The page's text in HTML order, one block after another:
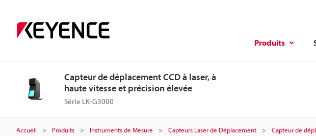
Produits
Capteur de déplacement CCD à laser, à
haute vitesse et précision élevée
Série LK-G3000
Accueil Produits Instruments de Mesure Capteurs Laser de Déplacement Capteur de